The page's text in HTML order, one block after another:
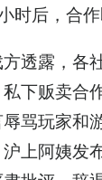
时后，合作
透露，各
下贩卖合
骂玩家和
上阿姨发